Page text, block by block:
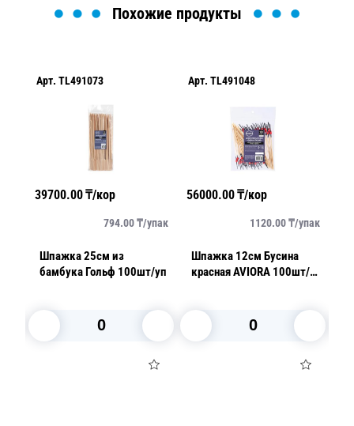
Похожие продукты
Арт. TL491073
39700.00₸/кор
794.00₸/упак
Шпажка 25см из
бамбука Гольф 100шт/уп
Арт. TL491048
56000.00₸/кор
1120.00₸/упак
Шпажка 12см Бусина
красная AVIORA 100шт/